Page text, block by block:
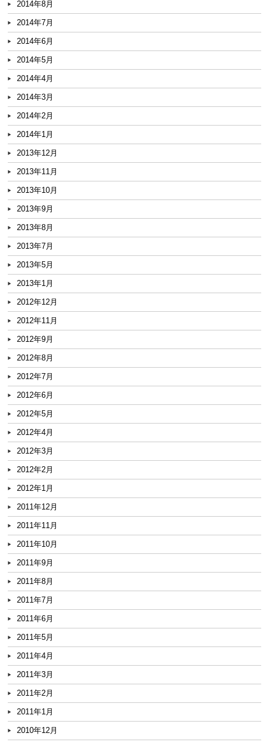
2014年8月
2014年7月
2014年6月
2014年5月
2014年4月
2014年3月
2014年2月
2014年1月
2013年12月
2013年11月
2013年10月
2013年9月
2013年8月
2013年7月
2013年5月
2013年1月
2012年12月
2012年11月
2012年9月
2012年8月
2012年7月
2012年6月
2012年5月
2012年4月
2012年3月
2012年2月
2012年1月
2011年12月
2011年11月
2011年10月
2011年9月
2011年8月
2011年7月
2011年6月
2011年5月
2011年4月
2011年3月
2011年2月
2011年1月
2010年12月